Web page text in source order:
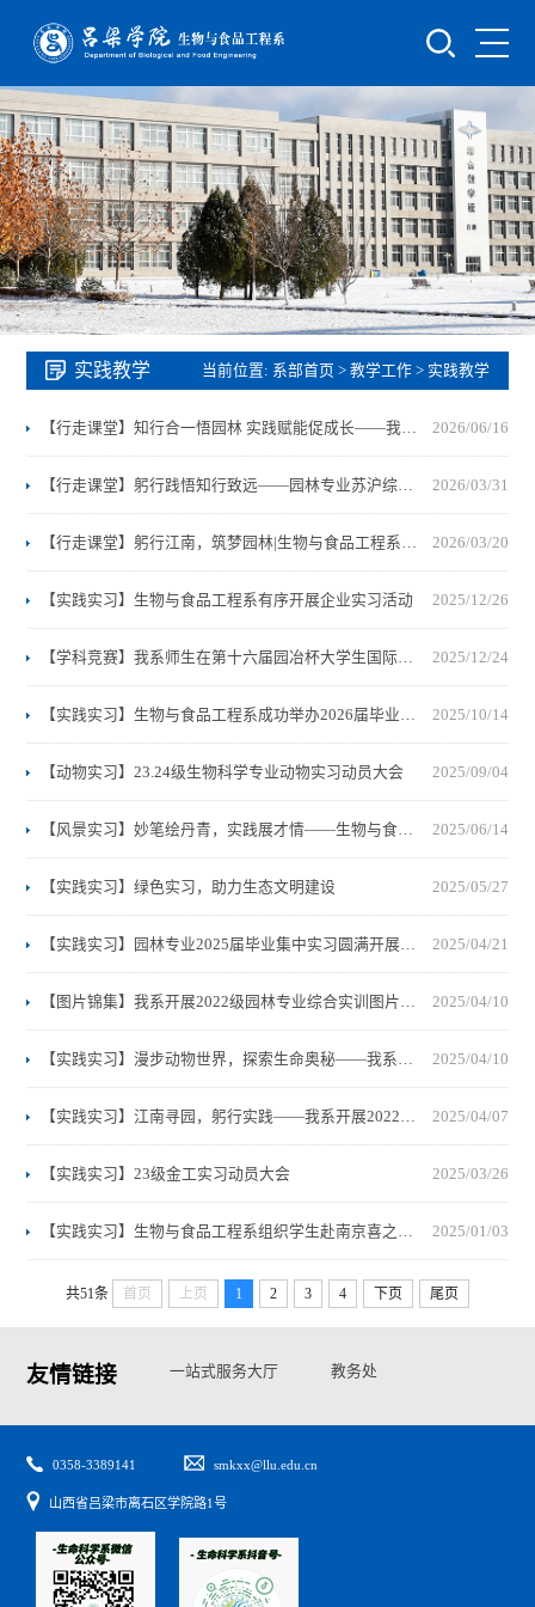
实践教学 当前位置: 系部首页 > 教学工作> 实践教学
2026/06/16
2026/03/31
2026/03/20
【实践实习】生物与食品工程系有序开展企业实习活动 2025/12/26
2025/12/24
2025/10/14
【动物实习】23.24级生物科学专业动物实习动员大会 2025/09/04
2025/06/14
【实践实习】绿色实习，助力生态文明建设 2025/05/27
2025/04/21
2025/04/10
2025/04/10
2025/04/07
【实践实习】23级金工实习动员大会 2025/03/26
2025/01/03
共51条 首页 上页 1 2 3 4 下页 尾页
友情链接 一站式服务大厅
教务处
0358-3389141 smkxx@llu.edu.cn
山西省吕梁市离石区学院路1号